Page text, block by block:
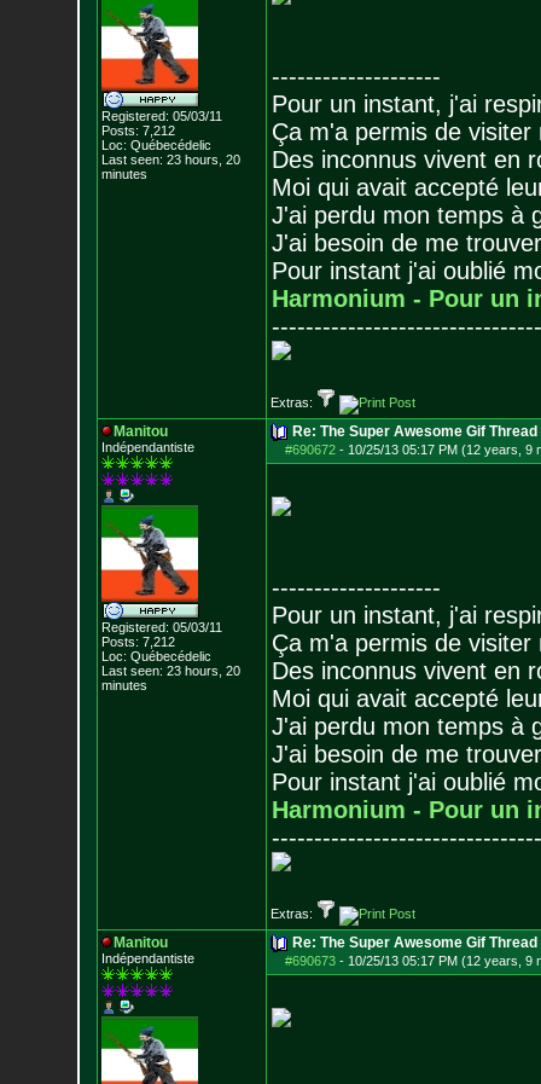
Registered: 05/03/11
Posts: 7,212
Loc: Québecédelic
Last seen: 23 hours, 20
minutes
--------------------
Pour un instant, j'ai
Ça m'a permis de visiter
Des inconnus vivent en
Moi qui avait accepté
J'ai perdu mon temps à
J'ai besoin de me
Pour instant j'ai oublié
Harmonium - Pour un
--------------------------------
Extras:
Manitou
Indépendantiste
Registered: 05/03/11
Posts: 7,212
Loc: Québecédelic
Last seen: 23 hours, 20
minutes
Re: The Super Awesome Gif Thread
#690672- 10/25/13 05:17 PM (12 years, 9
--------------------
Pour un instant, j'ai
Ça m'a permis de visiter
Des inconnus vivent en
Moi qui avait accepté
J'ai perdu mon temps à
J'ai besoin de me
Pour instant j'ai oublié
Harmonium - Pour un
--------------------------------
Extras:
Manitou
Indépendantiste
Re: The Super Awesome Gif Thread
#690673- 10/25/13 05:17 PM (12 years, 9